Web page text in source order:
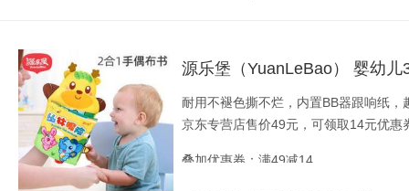
源乐堡（YuanLeBao） 婴幼
耐用不褪色撕不烂，内置BB器跟响纸，
京东专营店售价49元，可领取14元优
叠加优惠券：满49减14